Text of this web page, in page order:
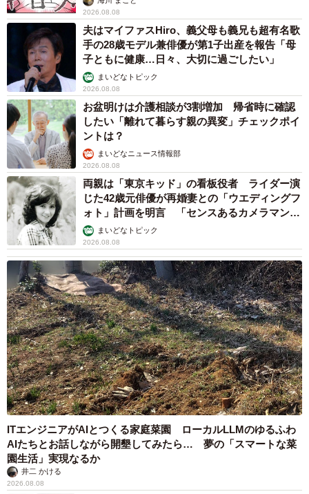
2026.08.08
夫はマイファスHiro、義父母も義兄も超有名歌
手の28歳モデル兼俳優が第1子出産を報告「母
子ともに健康…日々、大切に過ごしたい」
まいどなトピック
2026.08.08
お盆明けは介護相談が3割増加 帰省時に確認
したい「離れて暮らす親の異変」チェックポイ
ントは？
まいどなニュース情報部
2026.08.08
両親は「東京キッド」の看板役者 ライダー演
じた42歳元俳優が再婚妻との「ウエディングフ
ォト」計画を明言 「センスあるカメラマン求
む」まいどなトピック
2026.08.08
ITエンジニアがAIとつくる家庭菜園 ローカルLLMのゆるふわ
AIたちとお話しながら開墾してみたら… 夢の「スマートな菜
園生活」実現なるか
井二 かける
2026.08.08